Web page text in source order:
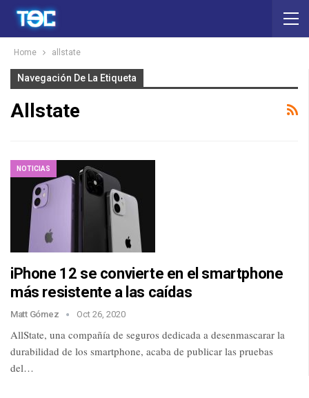
Home allstate
Navegación De La Etiqueta
Allstate
NOTICIAS
iPhone 12 se convierte en el smartphone
más resistente a las caídas
Matt Gómez Oct 26, 2020
AllState, una compañía de seguros dedicada a desenmascarar la
durabilidad de los smartphone, acaba de publicar las pruebas
del…